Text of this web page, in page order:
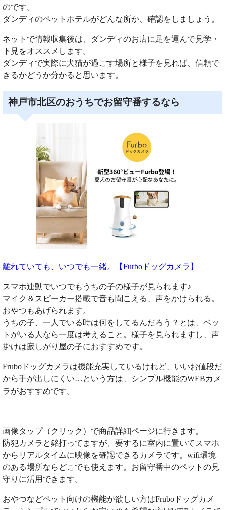
のです。
ダンディのペットホテルがどんな所か、確認をしましょう。
ネットで情報収集後は、ダンディのお店に足を運んで見学・
下見をオススメします。
ダンディで実際に犬猫が過ごす場所と様子を見れば、信頼で
きるかどうか分かると思います。
神戸市北区のおうちでお留守番するなら
離れていても、いつでも一緒。【Furboドッグカメラ】
スマホ連動でいつでもうちの子の様子が見られます♪
マイク＆スピーカー搭載で音も聞こえる、声をかけられる。
おやつもあげられます。
うちの子、一人でいる時は何をしてるんだろう？とは、ペッ
トがいる人なら一度は考えること。様子を見られますし、声
掛けは寂しがり屋の子におすすめです。
Fruboドッグカメラは機能充実しているけれど、いいお値段だ
から手が出しにくい…という方は、シンプル機能のWEBカメ
ラがおすすめです。
画像タップ（クリック）で商品詳細ページに行きます。
防犯カメラと銘打ってますが、要するに室内に置いてスマホ
からリアルタイムに映像を確認できるカメラです。wifi環境
のある場所ならどこでも使えます。お留守番中のペットの見
守りに活用できます。
おやつなどペット向けの機能が欲しい方はFruboドッグカメ